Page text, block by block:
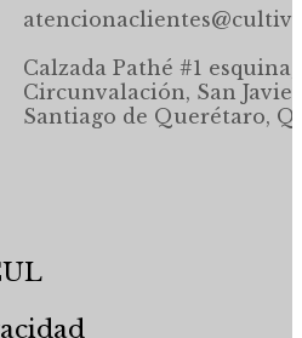
Calzada Pathé #1 esquina,
Circunvalación, San
Santiago de Querétaro,